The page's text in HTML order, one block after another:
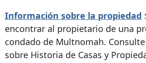
Información sobre la propiedad
encontrar al propietario de una
condado de Multnomah.
sobre Historia de Casas y